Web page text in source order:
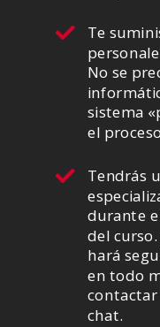
Te
No se
sistema
el
Tendrás
durante
del
hará
en todo
chat.